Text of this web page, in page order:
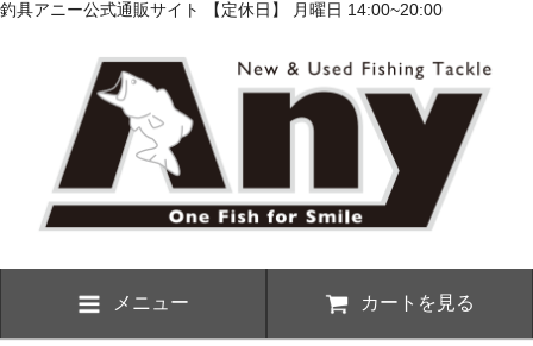
釣具アニー公式通販サイト 【定休日】 月曜日 14:00~20:00
メニュー カートを見る